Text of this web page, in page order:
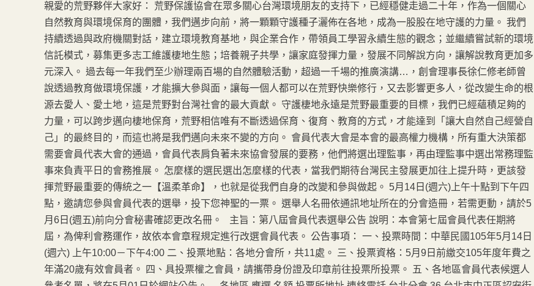
親愛的荒野夥伴大家好： 荒野保護協會在眾多關心台灣環境朋友的支持下，已經穩健走過二十年，作為一個關心
自然教育與環境保育的團體，我們邁步向前，將一顆顆守護種子灑佈在各地，成為一股股在地守護的力量。 我們
持續透過與政府機關對話，建立環境教育基地，與企業合作，帶領員工學習永續生態的觀念；並繼續嘗試新的環境
信託模式，募集更多志工維護棲地生態；培養親子共學，讓家庭發揮力量，發展不同解說方向，讓解說教育更加多
元深入。 過去每一年我們至少辦理兩百場的自然體驗活動，超過一千場的推廣演講…，創會理事長徐仁修老師曾
說透過教育做環境保護，才能擴大參與面，讓每一個人都可以在荒野快樂修行，又去影響更多人，從改變生命的根
源去愛人、愛土地，這是荒野對台灣社會的最大貢獻。 守護棲地永遠是荒野最重要的目標，我們已經蘊積足夠的
力量，可以跨步邁向棲地保育，荒野相信唯有不斷透過保育、復育、教育的方式，才能達到「讓大自然自己經營自
己」的最終目的，而這也將是我們邁向未來不變的方向。 會員代表大會是本會的最高權力機構，所有重大決策都
需要會員代表大會的通過，會員代表肩負著未來協會發展的要務，他們將選出理監事，再由理監事中選出常務理監
事來負責平日的會務推展。 怎麼樣的選民選出怎麼樣的代表，當我們期待台灣民主發展更加往上提升時，更該發
揮荒野最重要的傳統之一【溫柔革命】，也就是從我們自身的改變和參與做起。 5月14日(週六)上午十點到下午四
點，邀請您參與會員代表的選舉，投下您神聖的一票。 選舉人名冊依通訊地址所在的分會造冊，若需更動，請於5
月6日(週五)前向分會秘書確認更改名冊。 主旨：第八屆會員代表選舉公告 說明：本會第七屆會員代表任期將
屆，為俾利會務運作，故依本會章程規定進行改選會員代表。 公告事項： 一、投票時間：中華民國105年5月14日
(週六) 上午10:00－下午4:00 二、投票地點：各地分會所，共11處。 三、投票資格：5月9日前繳交105年度年費之
年滿20歲有效會員者。 四、具投票權之會員，請攜帶身份證及印章前往投票所投票。 五、各地區會員代表候選人